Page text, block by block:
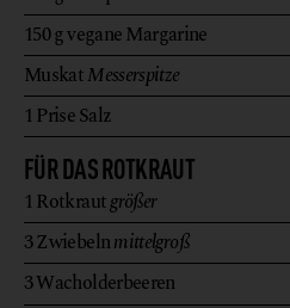
150gvegane Margarine
MuskatMesserspitze
1 PriseSalz
FÜR DAS ROTKRAUT
1 Rotkrautgrößer
3Zwiebelnmittelgroß
3Wacholderbeeren